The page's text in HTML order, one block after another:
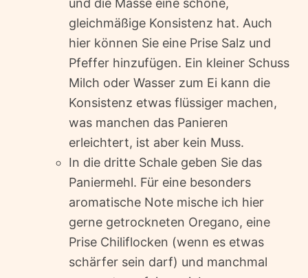
gleichmäßige Konsistenz hat. Auch
hier können Sie eine Prise Salz und
Pfeffer hinzufügen. Ein kleiner Schuss
Milch oder Wasser zum Ei kann die
Konsistenz etwas flüssiger machen,
was manchen das Panieren
erleichtert, ist aber kein Muss.
In die dritte Schale geben Sie das
Paniermehl. Für eine besonders
aromatische Note mische ich hier
gerne getrockneten Oregano, eine
Prise Chiliflocken (wenn es etwas
schärfer sein darf) und manchmal